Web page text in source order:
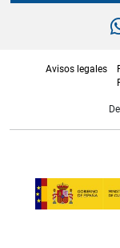
Avisos legales